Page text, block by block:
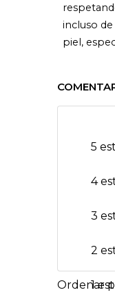
incluso
piel,
5
4
3
2
1